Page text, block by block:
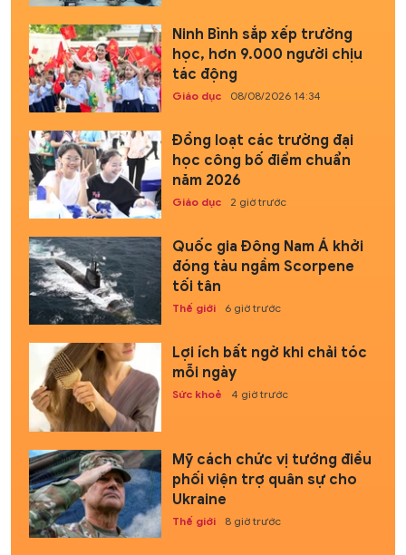
Ninh Bình sắp xếp trường
học, hơn 9.000 người chịu
tác động
Giáo dục 08/08/2026 14:34
Đồng loạt các trường đại
học công bố điểm chuẩn
năm 2026
Giáo dục 2 giờ trước
Quốc gia Đông Nam Á khởi
đóng tàu ngầm Scorpene
tối tân
Thế giới 6 giờ trước
Lợi ích bất ngờ khi chải tóc
mỗi ngày
Sức khoẻ 4 giờ trước
Mỹ cách chức vị tướng điều
phối viện trợ quân sự cho
Ukraine
Thế giới 8 giờ trước